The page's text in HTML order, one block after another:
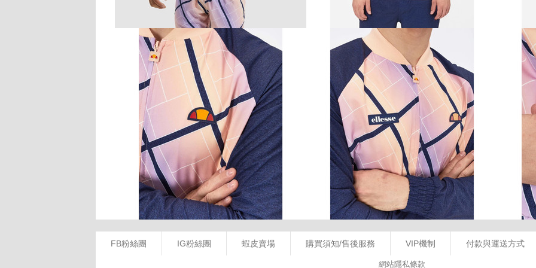
FB粉絲團 IG粉絲團 蝦皮賣場 購買須知/售後服務 VIP機制 付款與運送方式
網站隱私條款